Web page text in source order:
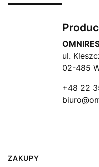
ul.
02-485
+48 22
Linki w stopce
ZAKUPY